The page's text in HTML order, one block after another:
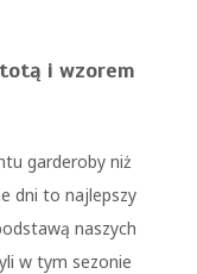
i wzorem
garderoby niż
dni to najlepszy
naszych
w tym sezonie